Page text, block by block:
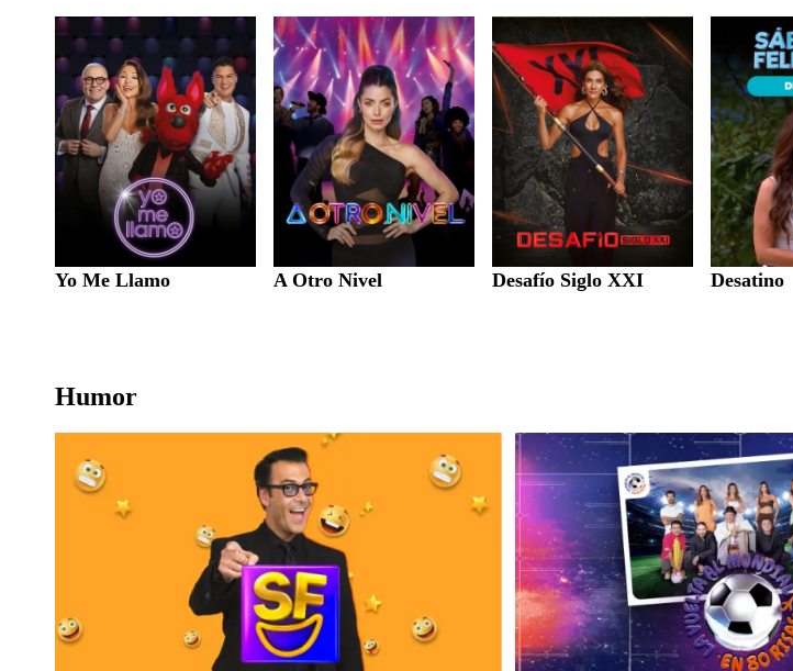
Yo Me Llamo A Otro Nivel Desafío Siglo XXI Desatino
La Vuelta al Mundial en 80 risas